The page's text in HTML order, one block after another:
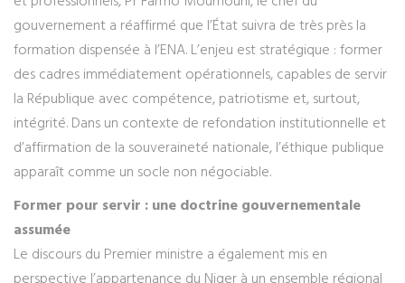
gouvernement a réaffirmé que l’État suivra de très près la
formation dispensée à l’ENA. L’enjeu est stratégique : former
des cadres immédiatement opérationnels, capables de servir
la République avec compétence, patriotisme et, surtout,
intégrité. Dans un contexte de refondation institutionnelle et
d’affirmation de la souveraineté nationale, l’éthique publique
apparaît comme un socle non négociable.
Former pour servir : une doctrine gouvernementale
assumée
Le discours du Premier ministre a également mis en
perspective l’appartenance du Niger à un ensemble régional